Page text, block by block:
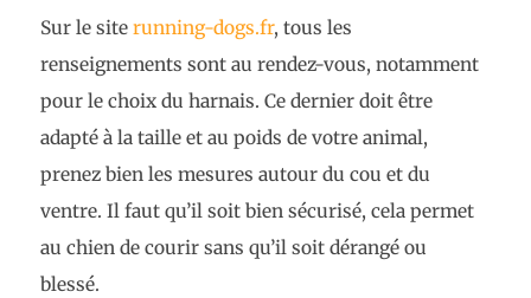
Sur le site running-dogs.fr, tous les
renseignements sont au rendez-vous, notamment
pour le choix du harnais. Ce dernier doit être
adapté à la taille et au poids de votre animal,
prenez bien les mesures autour du cou et du
ventre. Il faut qu’il soit bien sécurisé, cela permet
au chien de courir sans qu’il soit dérangé ou
blessé.